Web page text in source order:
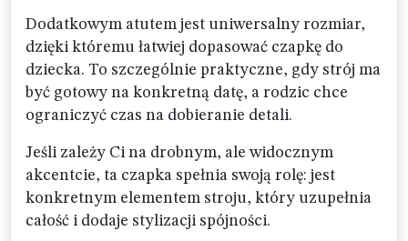
Dodatkowym atutem jest uniwersalny rozmiar,
dzięki któremu łatwiej dopasować czapkę do
dziecka. To szczególnie praktyczne, gdy strój ma
być gotowy na konkretną datę, a rodzic chce
ograniczyć czas na dobieranie detali.
Jeśli zależy Ci na drobnym, ale widocznym
akcentcie, ta czapka spełnia swoją rolę: jest
konkretnym elementem stroju, który uzupełnia
całość i dodaje stylizacji spójności.